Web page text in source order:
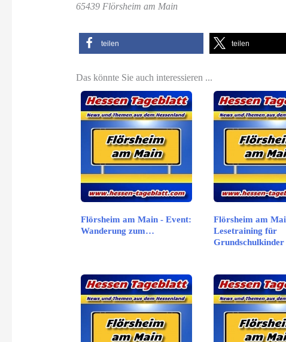
65439 Flörsheim am Main
teilen teilen
Das könnte Sie auch interessieren ...
Flörsheim am Main - Event:
Wanderung zum…
Flörsheim am
Lesetraining für
Grundschulkinder